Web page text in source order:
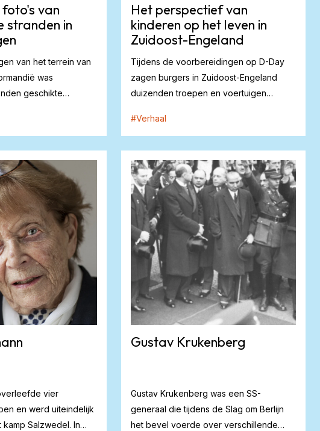
van
stranden in
van het terrein van
was
geschikte
Het perspectief van
kinderen op het leven in
Zuidoost-Engeland
Tijdens de voorbereidingen op D-Day
zagen burgers in Zuidoost-Engeland
duizenden troepen en voertuigen
#Verhaal
vier
en werd uiteindelijk
kamp Salzwedel. In
Gustav Krukenberg
Gustav Krukenberg was een SS-
generaal die tijdens de Slag om Berlijn
het bevel voerde over verschillende